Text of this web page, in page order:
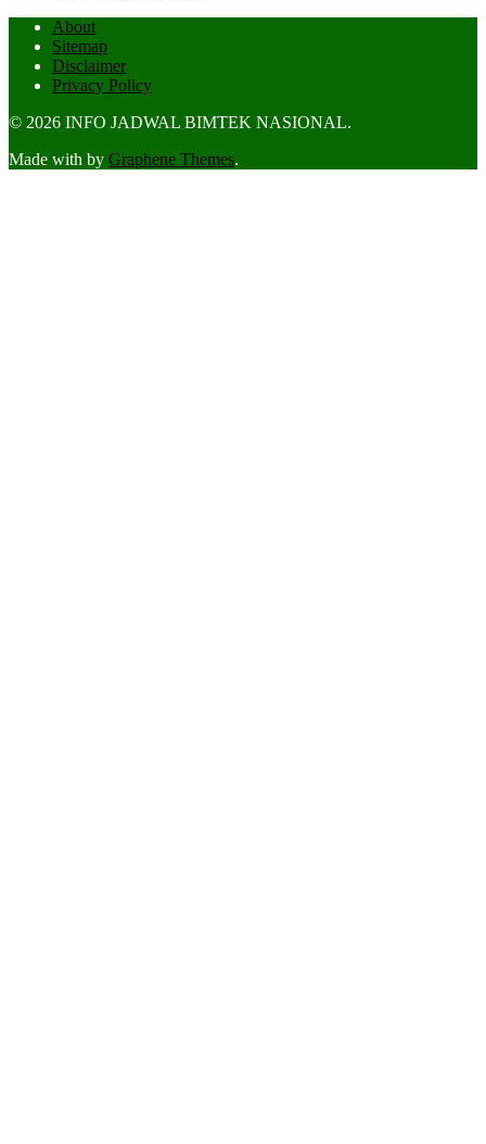
About
Sitemap
Disclaimer
Privacy Policy
© 2026 INFO JADWAL BIMTEK NASIONAL.
Made with by Graphene Themes.